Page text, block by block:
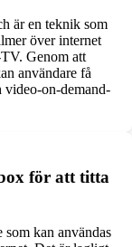
är en teknik som
över internet
Genom att
användare få
on-demand-
för att titta
kan användas